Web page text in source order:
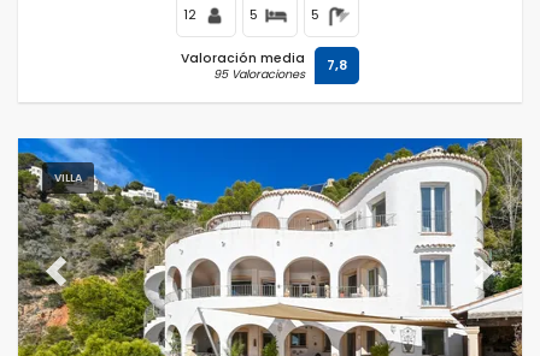
12 5 5
Valoración media
95 Valoraciones 7,8
VILLA
Previous Next